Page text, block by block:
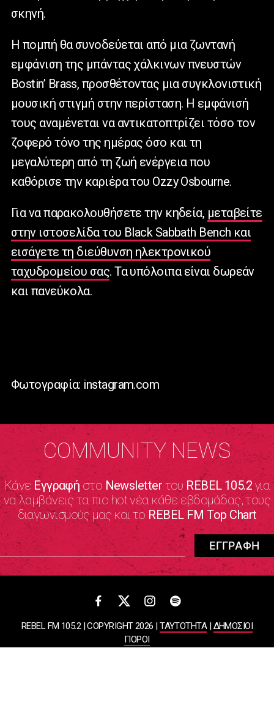
σκηνή.
Η πομπή θα συνοδεύεται από μια ζωντανή
εμφάνιση της μπάντας χάλκινων πνευστών
Bostin’ Brass, προσθέτοντας μια συγκλονιστική
μουσική στιγμή στην περίσταση. Η εμφάνισή
τους αναμένεται να αντικατοπτρίζει τόσο τον
ζοφερό τόνο της ημέρας όσο και τη
μεγαλύτερη από τη ζωή ενέργεια που
καθόρισε την καριέρα του Ozzy Osbourne.
Για να παρακολουθήσετε την κηδεία, μεταβείτε
στην ιστοσελίδα του Black Sabbath Bench και
εισάγετε τη διεύθυνση ηλεκτρονικού
ταχυδρομείου σας. Τα υπόλοιπα είναι δωρεάν
και πανεύκολα.
Φωτογραφία: instagram.com
COMMUNITY NEWS
Κάνε Εγγραφήστο NewsletterτουREBEL 105.2για
να λαμβάνεις τα πιο hot νέα κάθε εβδομάδας, τους
διαγωνισμούς μας και το REBEL FM Top Chart
REBEL FM 105.2 | COPYRIGHT 2026 |ΤΑΥΤΟΤΗΤΑ|ΔΗΜΟΣΙΟΙ
ΠΟΡΟΙ